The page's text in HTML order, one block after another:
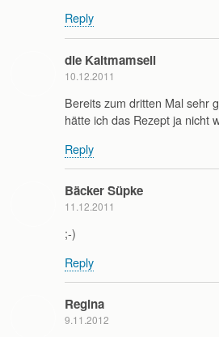
Reply
die Kaltmamsell
10.12.2011
Bereits zum dritten Mal sehr
hätte ich das Rezept ja nicht
Reply
Bäcker Süpke
11.12.2011
;-)
Reply
Regina
9.11.2012